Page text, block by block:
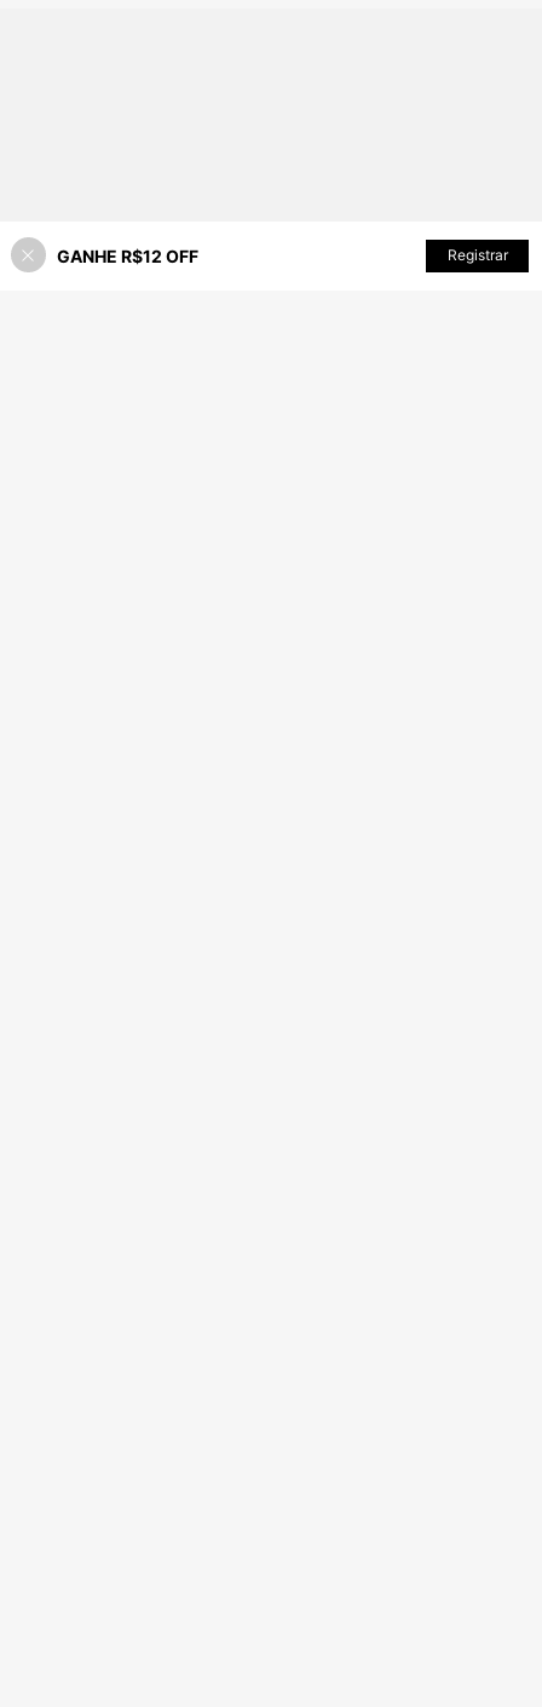
ADICIONAR AO CARRINHO
GANHE R$12 OFF Registrar